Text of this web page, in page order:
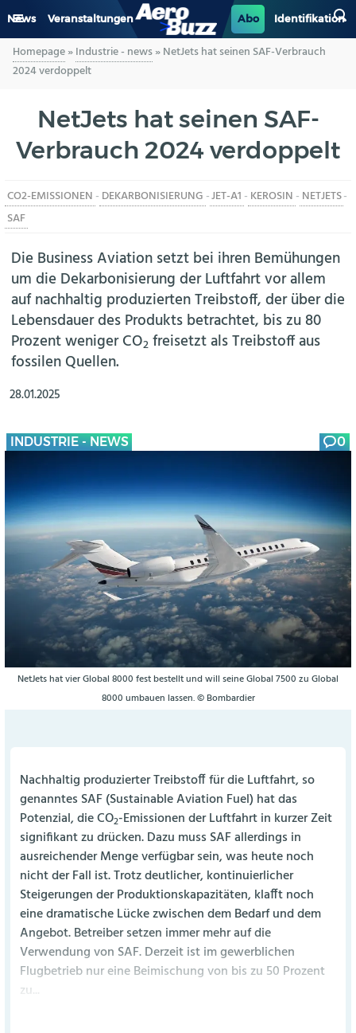
News Veranstaltungen Abo Identifikation
GENERAL AVIATION
LUFTVERKEHR
INDUSTRIE
HELIKOPTER
Homepage»Industrie - news»NetJets hat seinen SAF-Verbrauch
2024 verdoppelt
NetJets hat seinen SAF-
Verbrauch 2024 verdoppelt
CO2-EMISSIONEN - DEKARBONISIERUNG -JET-A1 - KEROSIN - NETJETS-
SAF
Die Business Aviation setzt bei ihren Bemühungen
um die Dekarbonisierung der Luftfahrt vor allem
auf nachhaltig produzierten Treibstoff, der über die
Lebensdauer des Produkts betrachtet, bis zu 80
Prozent weniger CO2freisetzt als Treibstoff aus
fossilen Quellen.
28.01.2025
INDUSTRIE - NEWS 0
NetJets hat vier Global 8000 fest bestellt und will seine Global 7500 zu Global
8000 umbauen lassen. © Bombardier
Nachhaltig produzierter Treibstoff für die Luftfahrt, so
genanntes SAF (Sustainable Aviation Fuel) hat das
Potenzial, die CO2-Emissionen der Luftfahrt in kurzer Zeit
signifikant zu drücken. Dazu muss SAF allerdings in
ausreichender Menge verfügbar sein, was heute noch
nicht der Fall ist. Trotz deutlicher, kontinuierlicher
Steigerungen der Produktionskapazitäten, klafft noch
eine dramatische Lücke zwischen dem Bedarf und dem
Angebot. Betreiber setzen immer mehr auf die
Verwendung von SAF. Derzeit ist im gewerblichen
Flugbetrieb nur eine Beimischung von bis zu 50 Prozent
zu...